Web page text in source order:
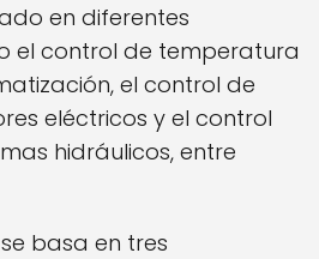
en diferentes
el control de temperatura
el control de
eléctricos y el control
hidráulicos, entre
se basa en tres